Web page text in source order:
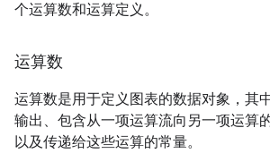
个运算数和运算定义。
运算数
运算数是用于定义图表的数据对象，其
输出、包含从一项运算流向另一项运算
以及传递给这些运算的常量。